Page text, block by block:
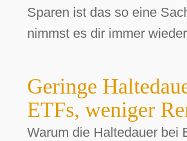
Sparen ist das so eine
nimmst es dir immer
Geringe
ETFs, weniger
Warum die Haltedauer bei